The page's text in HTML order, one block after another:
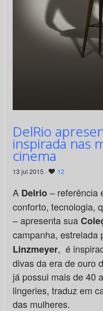
DelRio
inspirada nas
cinema
13 jul 2015 · 12
A Delrio– referência
conforto, tecnologia,
– apresenta sua
campanha, estrelada
Linzmeyer, é
divas da era de ouro
já possui mais de 40
lingeries, traduz em
das mulheres.